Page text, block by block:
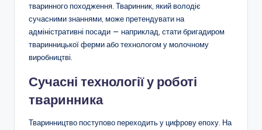
тваринного походження. Тваринник, який володіє
сучасними знаннями, може претендувати на
адміністративні посади — наприклад, стати бригадиром
тваринницької ферми або технологом у молочному
виробництві.
Сучасні технології у роботі
тваринника
Тваринництво поступово переходить у цифрову епоху. На